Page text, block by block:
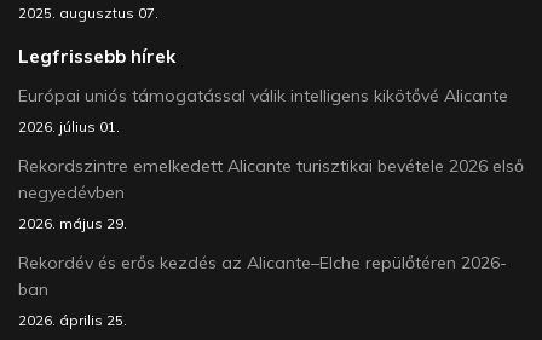
2025. augusztus 07.
Legfrissebb hírek
Európai uniós támogatással válik intelligens kikötővé Alicante
2026. július 01.
Rekordszintre emelkedett Alicante turisztikai bevétele 2026 első
negyedévben
2026. május 29.
Rekordév és erős kezdés az Alicante–Elche repülőtéren 2026-
ban
2026. április 25.